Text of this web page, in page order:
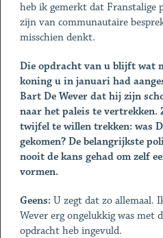
heb ik gemerkt dat Franstalige
zijn van communautaire
misschien denkt.
Die opdracht van u blijft wat
koning u in januari had
Bart De Wever dat hij zijn
naar het paleis te vertrekken.
twijfel te willen trekken: was
gekomen? De belangrijkste
nooit de kans gehad om zelf
vormen.
Geens: U zegt dat zo allemaal.
Wever erg ongelukkig was met
opdracht heb ingevuld.